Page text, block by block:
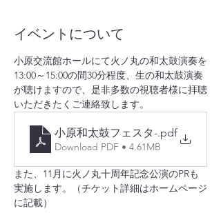
イベントについて
小原交流館ホールにて火ノ丸の和太鼓演奏を
13:00～15:00の間30分程度、生の和太鼓演奏
が聴けますので、是非多数の視聴者様に拝聴
いただきたくご連絡致します。
小原和太鼓フェスタ-.pdf
Download PDF • 4.61MB
また、11月に火ノ丸十周年記念公演のPRも
実施します。（チケット詳細はホームページ
に記載）